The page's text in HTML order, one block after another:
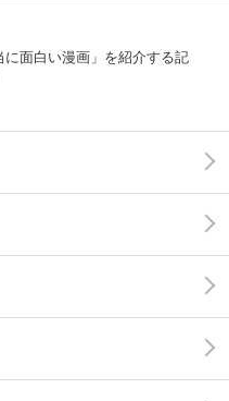
面白い漫画」を紹介する記